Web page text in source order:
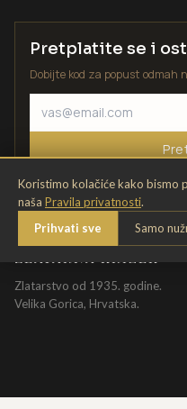
Koristimo kolačiće kako bismo
naša Pravila privatnosti.
Prihvati sve
Samo
Pretplatite se i
Dobijte kod za popust odmah
Zlatarstvo od 1935. godine.
Velika Gorica, Hrvatska.